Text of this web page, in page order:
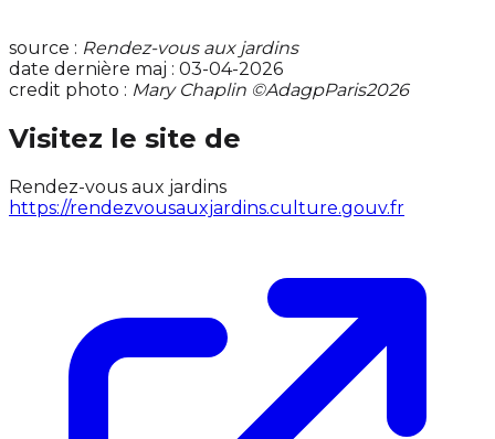
source : Rendez-vous aux jardins
date dernière maj : 03-04-2026
credit photo : Mary Chaplin ©AdagpParis2026
Visitez le site de
Rendez-vous aux jardins
https://rendezvousauxjardins.culture.gouv.fr